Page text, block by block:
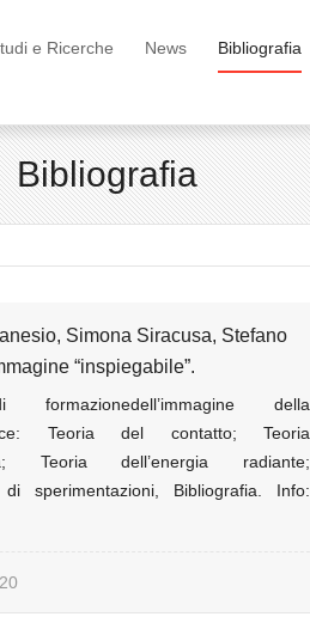
e Ricerche News Bibliografia
Bibliografia
Simona Siracusa, Stefano
“inspiegabile”.
della
Teoria del contatto; Teoria
Teoria dell’energia radiante;
di sperimentazioni, Bibliografia. Info: